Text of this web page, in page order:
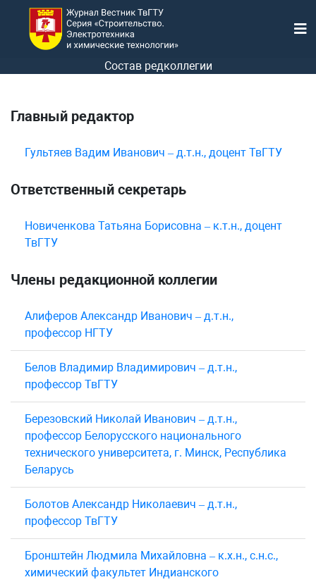
Состав редколлегии
Главный редактор
Гультяев Вадим Иванович – д.т.н., доцент ТвГТУ
Ответственный секретарь
Новиченкова Татьяна Борисовна – к.т.н., доцент
ТвГТУ
Члены редакционной коллегии
Алиферов Александр Иванович – д.т.н.,
профессор НГТУ
Белов Владимир Владимирович – д.т.н.,
профессор ТвГТУ
Березовский Николай Иванович – д.т.н.,
профессор Белорусского национального
технического университета, г. Минск, Республика
Беларусь
Болотов Александр Николаевич – д.т.н.,
профессор ТвГТУ
Бронштейн Людмила Михайловна – к.х.н., с.н.с.,
химический факультет Индианского